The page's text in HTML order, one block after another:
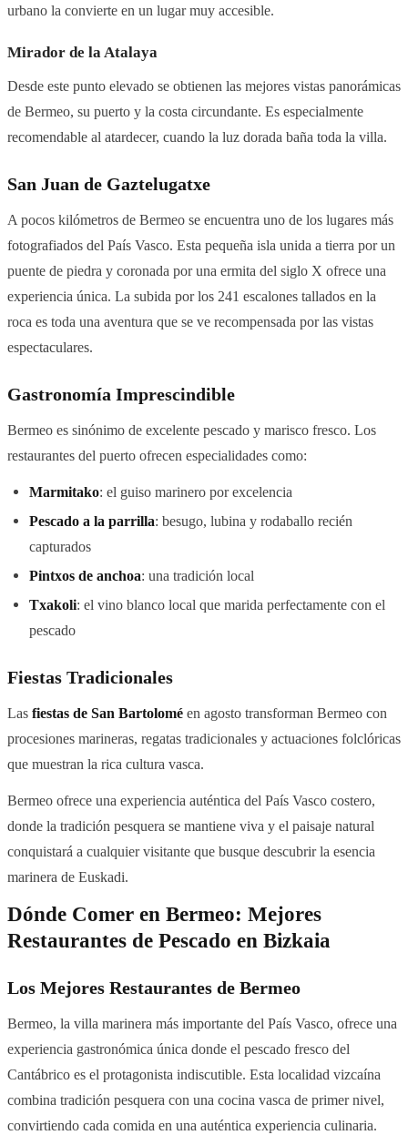
urbano la convierte en un lugar muy accesible.
Mirador de la Atalaya
Desde este punto elevado se obtienen las mejores vistas panorámicas
de Bermeo, su puerto y la costa circundante. Es especialmente
recomendable al atardecer, cuando la luz dorada baña toda la villa.
San Juan de Gaztelugatxe
A pocos kilómetros de Bermeo se encuentra uno de los lugares más
fotografiados del País Vasco. Esta pequeña isla unida a tierra por un
puente de piedra y coronada por una ermita del siglo X ofrece una
experiencia única. La subida por los 241 escalones tallados en la
roca es toda una aventura que se ve recompensada por las vistas
espectaculares.
Gastronomía Imprescindible
Bermeo es sinónimo de excelente pescado y marisco fresco. Los
restaurantes del puerto ofrecen especialidades como:
Marmitako: el guiso marinero por excelencia
Pescado a la parrilla: besugo, lubina y rodaballo recién
capturados
Pintxos de anchoa: una tradición local
Txakoli: el vino blanco local que marida perfectamente con el
pescado
Fiestas Tradicionales
Las fiestas de San Bartolomé en agosto transforman Bermeo con
procesiones marineras, regatas tradicionales y actuaciones folclóricas
que muestran la rica cultura vasca.
Bermeo ofrece una experiencia auténtica del País Vasco costero,
donde la tradición pesquera se mantiene viva y el paisaje natural
conquistará a cualquier visitante que busque descubrir la esencia
marinera de Euskadi.
Dónde Comer en Bermeo: Mejores
Restaurantes de Pescado en Bizkaia
Los Mejores Restaurantes de Bermeo
Bermeo, la villa marinera más importante del País Vasco, ofrece una
experiencia gastronómica única donde el pescado fresco del
Cantábrico es el protagonista indiscutible. Esta localidad vizcaína
combina tradición pesquera con una cocina vasca de primer nivel,
convirtiendo cada comida en una auténtica experiencia culinaria.